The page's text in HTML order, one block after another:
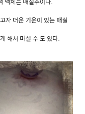
자 더운 기운이 있는 매실
해서 마실 수 도 있다.